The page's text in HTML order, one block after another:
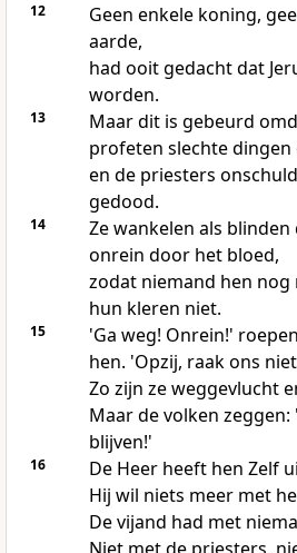
12
Geen enkele koning,
aarde,
had ooit gedacht dat
worden.
13
Maar dit is gebeurd
profeten slechte dingen
en de priesters
gedood.
14
Ze wankelen als
onrein door het bloed,
zodat niemand hen nog
hun kleren niet.
15
'Ga weg! Onrein!'
hen. 'Opzij, raak ons
Zo zijn ze weggevlucht
Maar de volken
blijven!'
16
De Heer heeft hen Zelf
Hij wil niets meer met
De vijand had met